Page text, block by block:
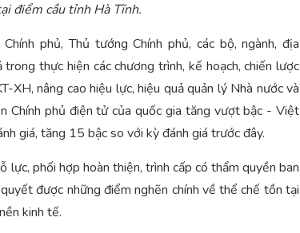
điểm cầu tỉnh Hà Tĩnh.
phủ, Thủ tướng Chính phủ, các bộ, ngành, địa
thực hiện các chương trình, kế hoạch, chiến lược
nâng cao hiệu lực, hiệu quả quản lý Nhà nước và
Chính phủ điện tử của quốc gia tăng vượt bậc - Việt
giá, tăng 15 bậc so với kỳ đánh giá trước đây.
phối hợp hoàn thiện, trình cấp có thẩm quyền ban
được những điểm nghẽn chính về thể chế tồn tại
kinh tế.